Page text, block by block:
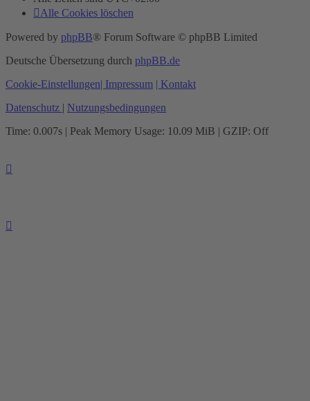
Alle Cookies löschen
Powered by phpBB® Forum Software © phpBB Limited
Deutsche Übersetzung durch phpBB.de
Cookie-Einstellungen| Impressum | Kontakt
Datenschutz | Nutzungsbedingungen
Time: 0.007s | Peak Memory Usage: 10.09 MiB | GZIP: Off